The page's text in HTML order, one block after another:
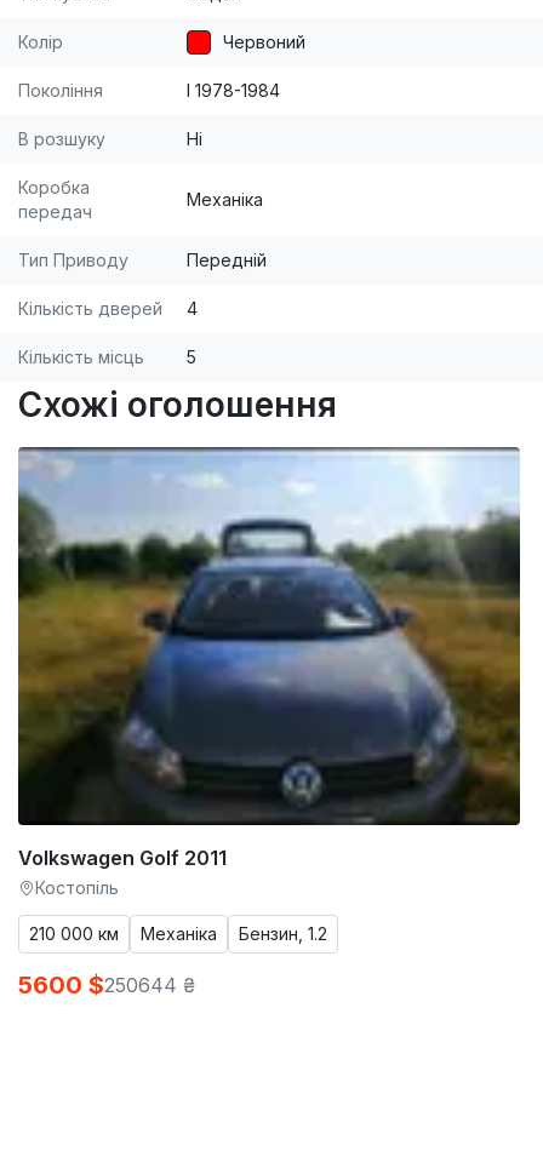
Колір Червоний
Покоління I 1978-1984
В розшуку Ні
Коробка
передач
Механіка
Тип Приводу Передній
Кількість дверей 4
Кількість місць 5
Схожі оголошення
Volkswagen Golf 2011
Костопіль
210 000 км Механіка Бензин, 1.2
5600 $250644 ₴